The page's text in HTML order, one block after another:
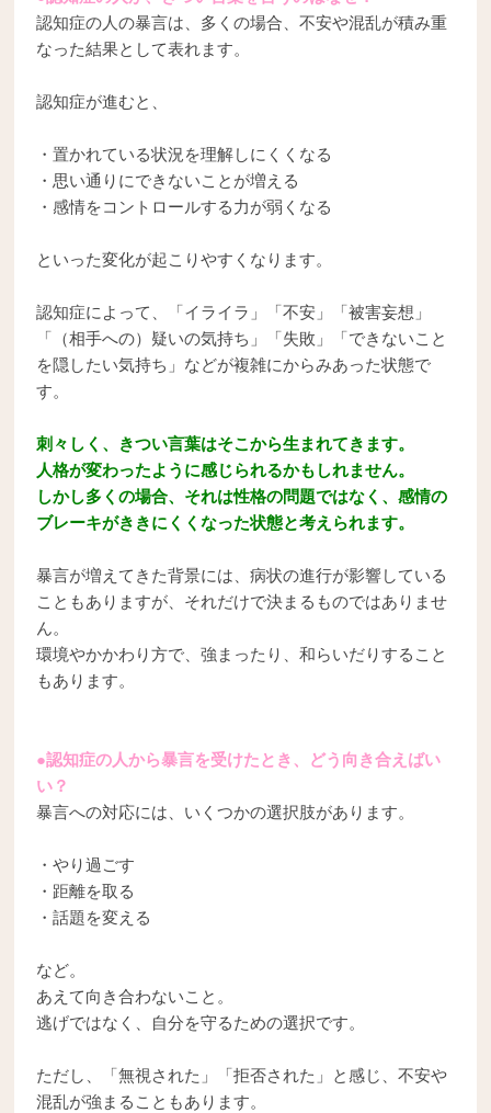
認知症の人の暴言は、多くの場合、不安や混乱が積み重
なった結果として表れます。
認知症が進むと、
・置かれている状況を理解しにくくなる
・思い通りにできないことが増える
・感情をコントロールする力が弱くなる
といった変化が起こりやすくなります。
認知症によって、「イライラ」「不安」「被害妄想」
「（相手への）疑いの気持ち」「失敗」「できないこと
を隠したい気持ち」などが複雑にからみあった状態で
す。
刺々しく、きつい言葉はそこから生まれてきます。
人格が変わったように感じられるかもしれません。
しかし多くの場合、それは性格の問題ではなく、感情の
ブレーキがききにくくなった状態と考えられます。
暴言が増えてきた背景には、病状の進行が影響している
こともありますが、それだけで決まるものではありませ
ん。
環境やかかわり方で、強まったり、和らいだりすること
もあります。
●認知症の人から暴言を受けたとき、どう向き合えばい
い？
暴言への対応には、いくつかの選択肢があります。
・やり過ごす
・距離を取る
・話題を変える
など。
あえて向き合わないこと。
逃げではなく、自分を守るための選択です。
ただし、「無視された」「拒否された」と感じ、不安や
混乱が強まることもあります。